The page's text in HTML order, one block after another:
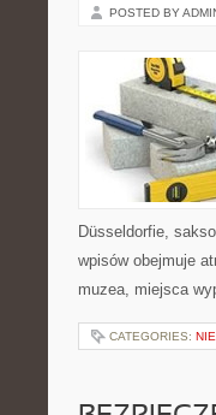
POSTED BY
Düsseldorfie,
wpisów obejmuje
muzea, miejsca
CATEGORIES: